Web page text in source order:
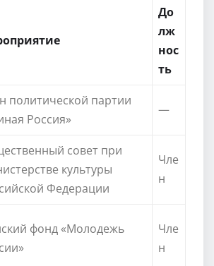
До
лж
нос
ть
политической партии
Россия»
—
совет при
культуры
Федерации
Чле
н
фонд «Молодежь
Чле
н